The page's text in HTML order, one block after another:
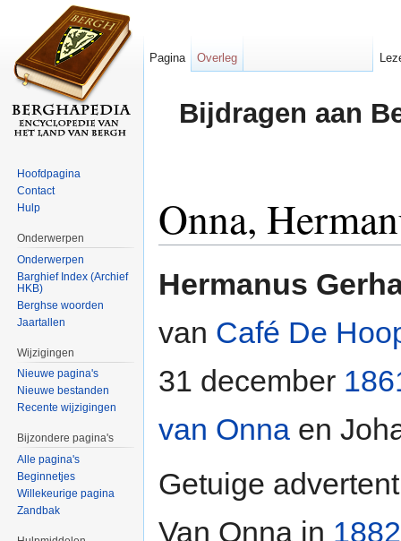
Bijdragen aan
Onna,
Hermanus
van Café De
31 december
van Onna en
Getuige
Van Onna in 1882
Pagina Overleg
Hoofdpagina
Contact
Hulp
Onderwerpen
Onderwerpen
Barghief Index (Archief
HKB)
Berghse woorden
Jaartallen
Wijzigingen
Nieuwe pagina's
Nieuwe bestanden
Recente wijzigingen
Bijzondere pagina's
Alle pagina's
Beginnetjes
Willekeurige pagina
Zandbak